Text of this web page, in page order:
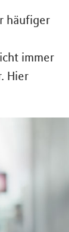
häufiger
immer
Hier